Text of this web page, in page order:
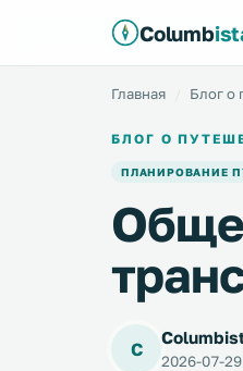
Columb
Главная Блог о
БЛОГ О
ПЛАНИРОВАНИЕ
C
2026-07-29